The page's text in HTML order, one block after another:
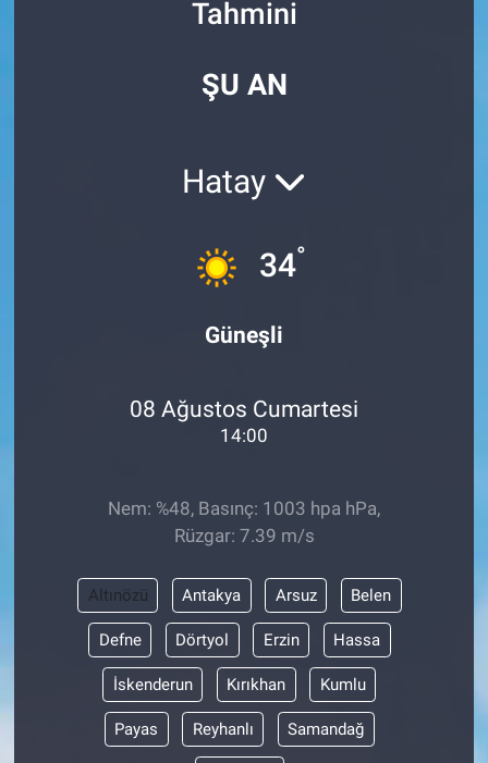
Tahmini
ŞU AN
Hatay
34°
Güneşli
08 Ağustos Cumartesi
14:00
Nem: %48, Basınç: 1003 hpa hPa,
Rüzgar: 7.39 m/s
Altınözü Antakya Arsuz Belen
Defne Dörtyol Erzin Hassa
İskenderun Kırıkhan Kumlu
Payas Reyhanlı Samandağ